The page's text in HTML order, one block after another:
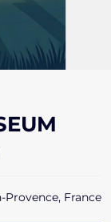
Provence, France